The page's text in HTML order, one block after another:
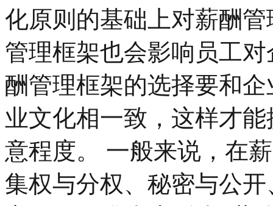
化原则的基础上对薪酬
管理框架也会影响员工
酬管理框架的选择要和
业文化相一致，这样才
意程度。 一般来说，在
集权与分权、秘密与公